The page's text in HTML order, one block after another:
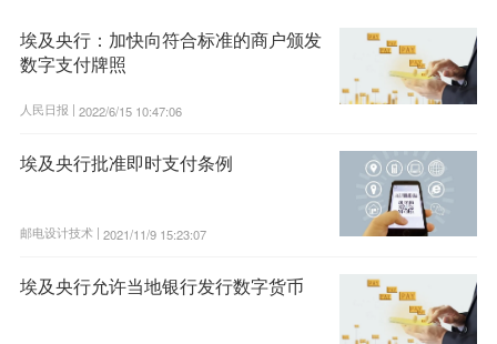
埃及央行：加快向符合标准的商户颁发
数字支付牌照
人民日报 | 2022/6/15 10:47:06
埃及央行批准即时支付条例
邮电设计技术 | 2021/11/9 15:23:07
埃及央行允许当地银行发行数字货币